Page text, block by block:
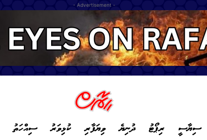
- Advertisement -
ސިއްހަތު ކުޅިވަރު ވިޔަފާރި ދުނިޔެ ރިޕޯޓު ސިޔާސީ